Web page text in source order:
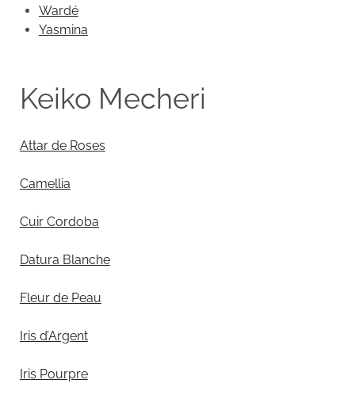
Wardé
Yasmina
Keiko Mecheri
Attar de Roses
Camellia
Cuir Cordoba
Datura Blanche
Fleur de Peau
Iris d’Argent
Iris Pourpre